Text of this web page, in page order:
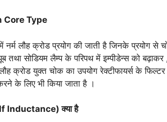
Core Type
नर्म लौह क्रोड प्रयोग की जाती है जिनके प्रयोग से
तथा सोडियम लैम्प के परिपथ में इम्पीडेन्स को
क्रोड युक्त चोक का उपयोग रेक्टीफायर्स के
के लिए भी किया जाता है ।
Inductance) क्या है